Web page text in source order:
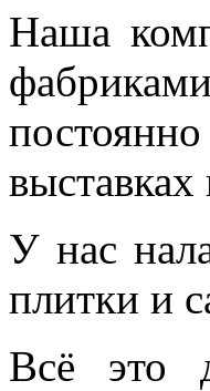
Наша
У нас
плитки и
Всё это